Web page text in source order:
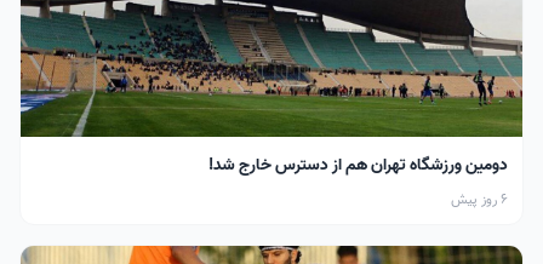
دومین ورزشگاه تهران هم از دسترس خارج شد!
6 روز پیش